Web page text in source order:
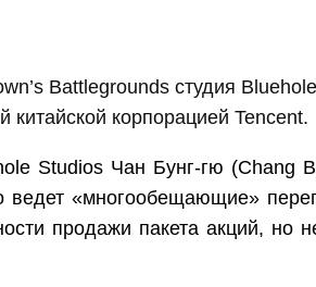
Battlegrounds студия
китайской корпорацией Tencent.
Studios Чан Бунг-гю (Chang
ведет «многообещающие»
продажи пакета акций, но